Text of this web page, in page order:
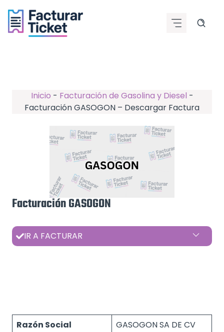
contenido
Inicio - Facturación de Gasolina y Diesel -
Facturación GASOGON – Descargar Factura
Facturación GASOGON
IR A FACTURAR
Razón Social GASOGON SA DE CV